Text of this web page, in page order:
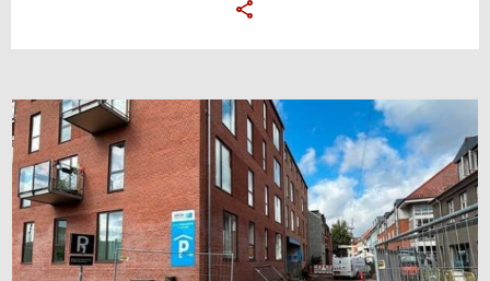
Navn
Jeg vil gerne modtage et nyhedsoverblik, samt
relevante tilbud og brugerfordele på mail. Det er altid
muligt at afmelde.Privatlivspolitik.